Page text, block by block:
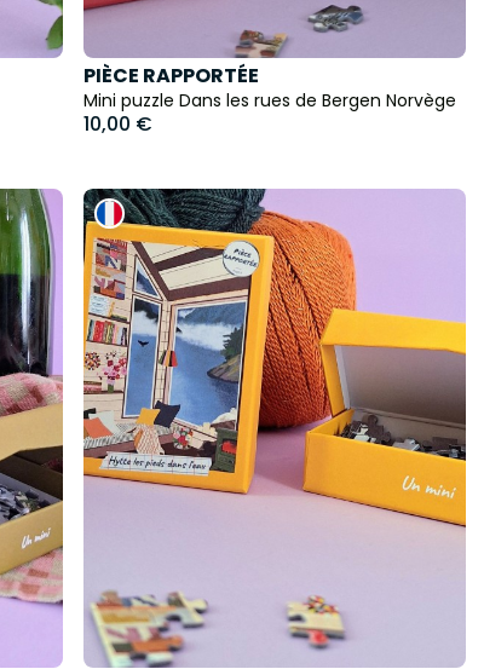
PIÈCE RAPPORTÉE
Mini puzzle Dans les rues de Bergen Norvège
10,00 €